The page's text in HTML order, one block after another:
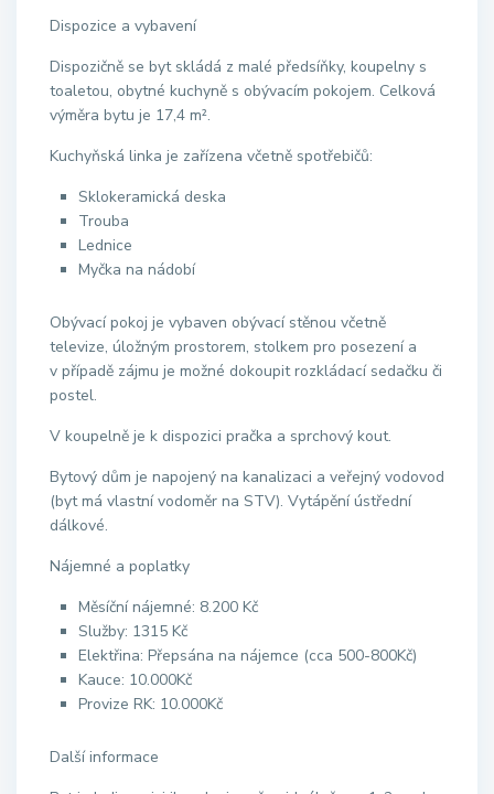
Dispozice a vybavení
Dispozičně se byt skládá z malé předsíňky, koupelny s
toaletou, obytné kuchyně s obývacím pokojem. Celková
výměra bytu je 17,4 m².
Kuchyňská linka je zařízena včetně spotřebičů:
Sklokeramická deska
Trouba
Lednice
Myčka na nádobí
Obývací pokoj je vybaven obývací stěnou včetně
televize, úložným prostorem, stolkem pro posezení a
v případě zájmu je možné dokoupit rozkládací sedačku či
postel.
V koupelně je k dispozici pračka a sprchový kout.
Bytový dům je napojený na kanalizaci a veřejný vodovod
(byt má vlastní vodoměr na STV). Vytápění ústřední
dálkové.
Nájemné a poplatky
Měsíční nájemné: 8.200 Kč
Služby: 1315 Kč
Elektřina: Přepsána na nájemce (cca 500-800Kč)
Kauce: 10.000Kč
Provize RK: 10.000Kč
Další informace